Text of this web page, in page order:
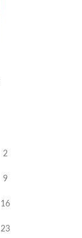
2
9
16
23